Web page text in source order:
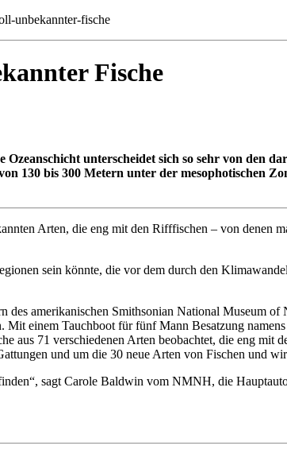
unbekannter-fische
Fische
unterscheidet sich so sehr von den
130 bis 300 Metern unter der mesophotischen
Arten, die eng mit den Rifffischen – von denen
sein könnte, die vor dem durch den
des amerikanischen Smithsonian National Museum
einem Tauchboot für fünf Mann Besatzung
aus 71 verschiedenen Arten beobachtet, die eng mit
und um die 30 neue Arten von Fischen und
sagt Carole Baldwin vom NMNH, die